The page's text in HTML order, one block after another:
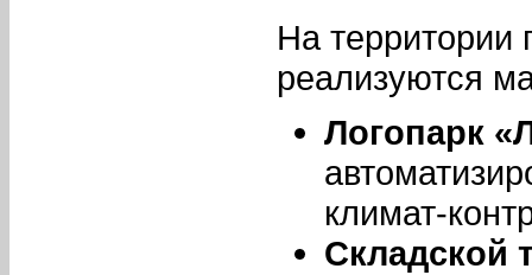
На территории
реализуются
Логопарк
климат-
Складской